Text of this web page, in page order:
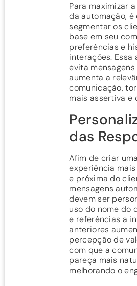
Para maximizar
da automação, é
segmentar os
base em seu
preferências e
interações. Essa
evita
aumenta a
comunicação,
mais assertiva e
das
Afim de criar uma
experiência
e próxima do
mensagens
devem ser
uso do nome do
e referências a
anteriores
percepção de
com que a
pareça mais
melhorando o